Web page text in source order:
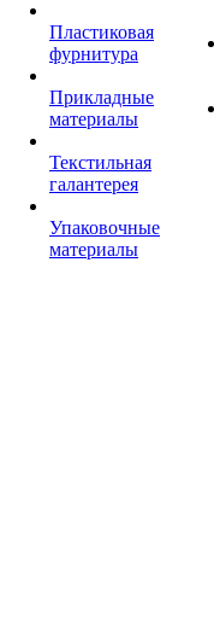
Пластиковая
фурнитура
Прикладные
материалы
Текстильная
галантерея
Упаковочные
материалы